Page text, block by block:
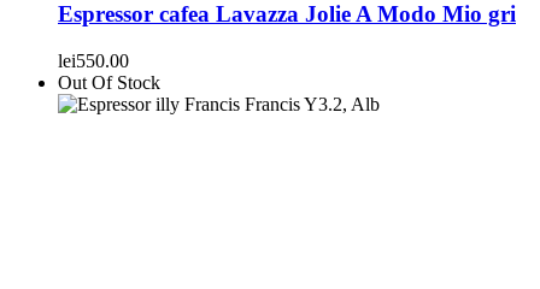
Espressor cafea Lavazza Jolie A Modo Mio gri
lei550.00
Out Of Stock